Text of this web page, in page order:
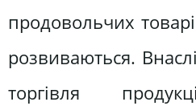
продовольчих
розвиваються.
торгівля